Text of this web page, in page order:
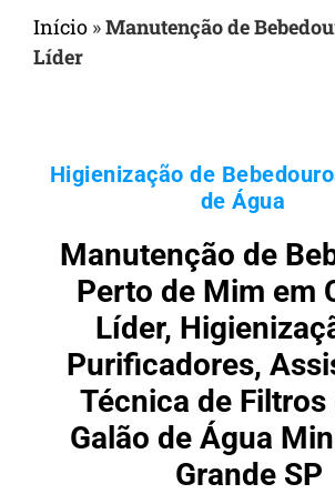
Início »Manutenção de
Líder
Higienização de
de Água
Manutenção de
Perto de Mim em
Líder,
Purificadores,
Técnica de Filtros
Galão de Água
Grande SP